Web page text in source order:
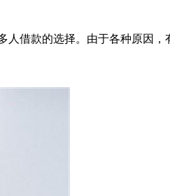
借款的选择。由于各种原因